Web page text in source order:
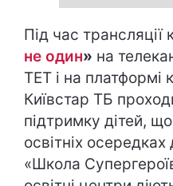
Під час трансляції
не один» на
ТЕТ і на платформі
Київстар ТБ
підтримку дітей,
освітніх
«Школа